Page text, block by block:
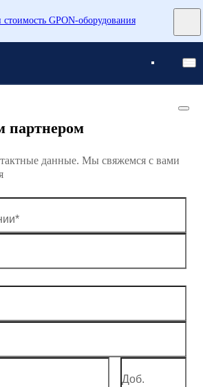
партнером
данные. Мы свяжемся с вами
GPON-оборудования